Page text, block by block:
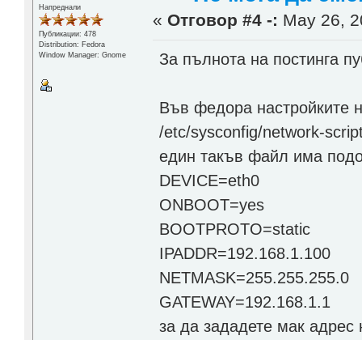
Напреднали
Публикации: 478
Distribution: Fedora
Window Manager: Gnome
« Отговор #4 -: May 26,
За пълнота на постинга
Във федора настройките
/etc/sysconfig/network-
един такъв файл има
DEVICE=eth0
ONBOOT=yes
BOOTPROTO=static
IPADDR=192.168.1.100
NETMASK=255.255.255.0
GATEWAY=192.168.1.1
за да зададете мак адрес